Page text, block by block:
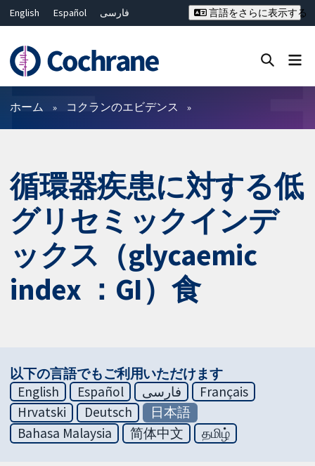
English Español
فارسی
Deutsch
Bahasa Malaysia
ไทย
繁體中文
简体中文
言語をさらに表示する
フィルター
ホーム コクランのエビデンス
循環器疾患に対する低
グリセミックインデ
ックス（glycaemic
index ：GI）食
以下の言語でもご利用いただけます
English
Español فارسی
Français
Hrvatski
Deutsch
日本語
Bahasa Malaysia
简体中文 தமிழ்